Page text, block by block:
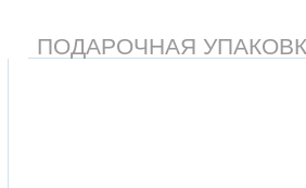
ПОДАРОЧНАЯ